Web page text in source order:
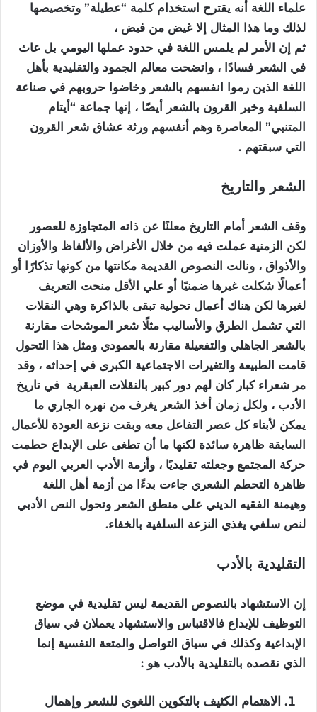
علماء اللغة أنه يقترح استخدام كلمة “عطيلة” وتخصيصها
لذلك وما هذا المثال إلا غيض من فيض ،
ثم إن الأمر لم يلمس اللغة في حدود عملها اليومي بل عاث
في الشعر فسادًا ، واتضحت معالم الجمود والتقليدية بأهل
اللغة الذين رموا انفسهم بالشعر وخاضوا حروبهم في صناعة
السلفية وخير القرون بالشعر أيضًا ، إنها جماعة “أيتام
المتنبي” المعاصرة وهم أنفسهم ورثة عشاق شعر القرون
التي سبقتهم .
الشعر والتاريخ
وقف الشعر أمام التاريخ معلنًا عن ذاته المتجاوزة للعصور
لكن الزمنية عملت فيه من خلال الأغراض والألفاظ والأوزان
والأذواق ، ونالت النصوص القديمة مكانتها من كونها تذكارًا أو
أعمالًا شكلت غيرها ضمنيًا أو علي الأقل منحت التعريف
لغيرها لكن هناك أعمال تحولية تبقى بالذاكرة وهي النقلات
التي تشمل الطرق والأساليب مثلًا شعر الموشحات مقارنة
بالشعر الجاهلي والتفعيلة مقارنة بالعمودي ومثل هذا التحول
قامت الطبيعة والتغيرات الاجتماعية الكبرى في إحداثه ، وقد
مر شعراء كبار كان لهم دور كبير بالنقلات العبقرية في تاريخ
الأدب ، ولكل زمان أخذ الشعر يغرف من نهره الجاري ما
يمكن لأبناء كل عصر التفاعل معه وبقت نزعة العودة للأعمال
السابقة ظاهرة سائدة لكنها ما أن تطغى على الإبداع حطمت
حركة المجتمع وجعلته تقليديًا ، وأزمة الأدب العربي اليوم في
ظاهرة التحطم الشعري جاءت بدءًا من أزمة أهل اللغة
وهيمنة الفقيه الديني على منطق الشعر وتحول النص الأدبي
لنص سلفي يغذي النزعة السلفية بالخفاء.
التقليدية بالأدب
إن الاستشهاد بالنصوص القديمة ليس تقليدية في موضع
التوظيف للإبداع فالاقتباس والاستشهاد يعملان في سياق
الإبداعية وكذلك في سياق التواصل والمتعة النفسية إنما
الذي نقصده بالتقليدية بالأدب هو :
الاهتمام الكثيف بالتكوين اللغوي للشعر وإهمال